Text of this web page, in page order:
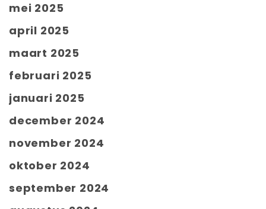
mei 2025
april 2025
maart 2025
februari 2025
januari 2025
december 2024
november 2024
oktober 2024
september 2024